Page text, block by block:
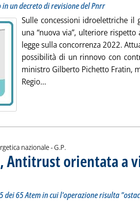
un decreto di revisione del Pnrr
Sulle concessioni idroelettriche il
una “nuova via”, ulteriore
legge sulla concorrenza 2022.
possibilità di un rinnovo con
ministro Gilberto Pichetto Fratin,
Regio...
nazionale -di:
G.P.
Antitrust orientata a
dei 65 Atem in cui l'operazione risulta